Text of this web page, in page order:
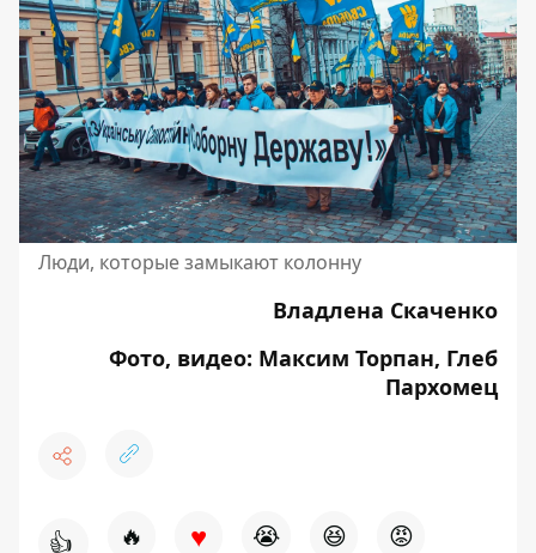
Люди, которые замыкают колонну
Владлена Скаченко
Фото, видео: Максим Торпан, Глеб
Пархомец
👍 🔥 ♥ 😭 😆 😡